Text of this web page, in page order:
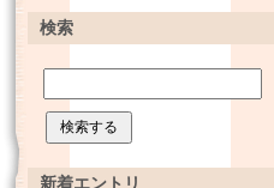
検索
新着エントリ